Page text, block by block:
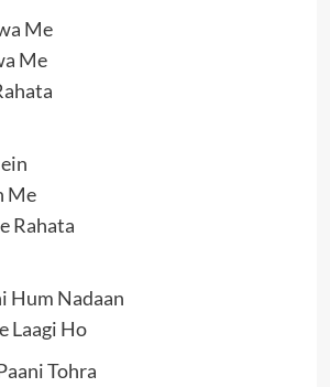
Me
Me
Me
Rahata
Hum Nadaan
Laagi Ho
Tohra